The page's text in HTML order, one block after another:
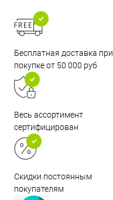
Бесплатная доставка при
покупке от 50 000 руб
Весь ассортимент
сертифицирован
Скидки постоянным
покупателям